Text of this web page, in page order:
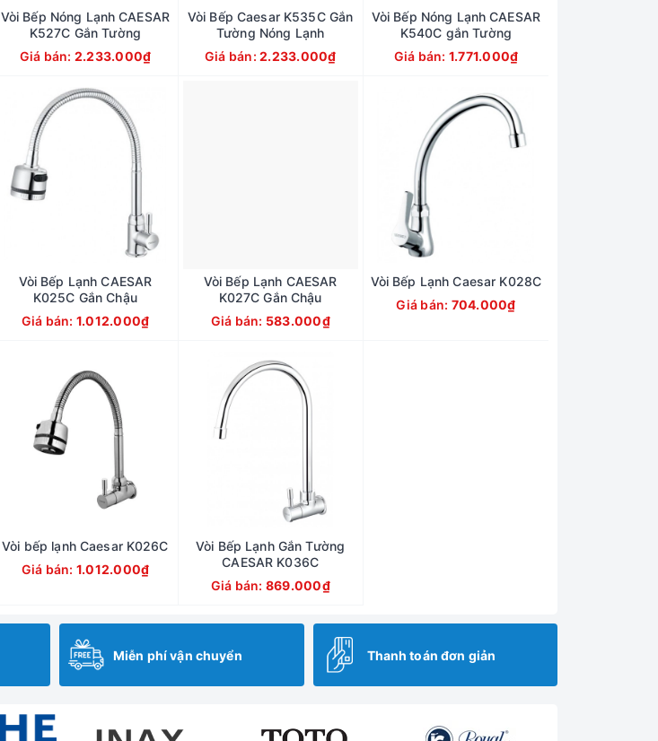
Vòi Bếp Nóng Lạnh CAESAR
K527C Gắn Tường
Giá bán: 2.233.000₫
Vòi Bếp Caesar K535C Gắn
Tường Nóng Lạnh
Giá bán: 2.233.000₫
Vòi Bếp Nóng Lạnh CAESAR
K540C gắn Tường
Giá bán: 1.771.000₫
Vòi Bếp Lạnh CAESAR
K025C Gắn Chậu
Giá bán: 1.012.000₫
Vòi Bếp Lạnh CAESAR
K027C Gắn Chậu
Giá bán: 583.000₫
Vòi Bếp Lạnh Caesar K028C
Giá bán: 704.000₫
Vòi bếp lạnh Caesar K026C
Giá bán: 1.012.000₫
Vòi Bếp Lạnh Gắn Tường
CAESAR K036C
Giá bán: 869.000₫
Miễn phí vận chuyển Thanh toán đơn giản